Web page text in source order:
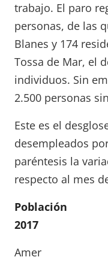
trabajo. El paro
personas, de las
Blanes y 174
Tossa de Mar, el
individuos. Sin
2.500 personas
Este es el
desempleados
paréntesis la
respecto al mes
Población
2017
Amer